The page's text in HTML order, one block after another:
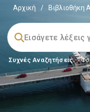
Αρχική / Βιβλιοθήκη
Συχνές Αναζητήσεις: